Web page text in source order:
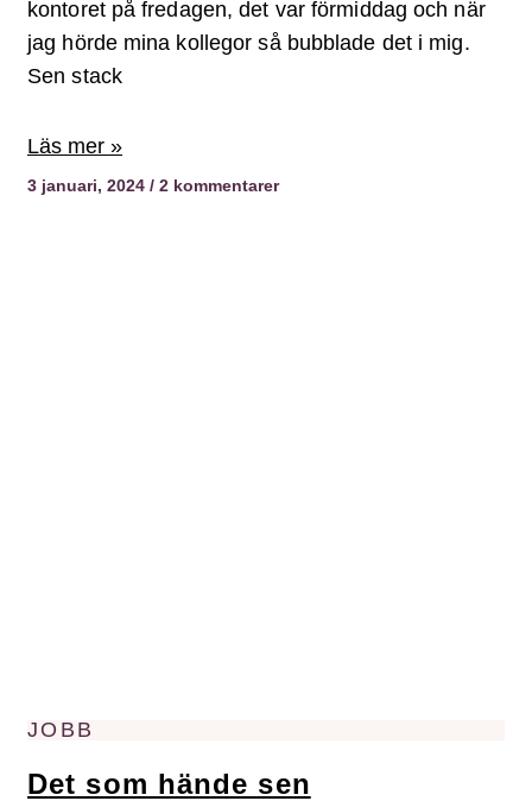
kontoret på fredagen, det var förmiddag och när
jag hörde mina kollegor så bubblade det i mig.
Sen stack
Läs mer »
3 januari, 2024 2 kommentarer
JOBB
Det som hände sen